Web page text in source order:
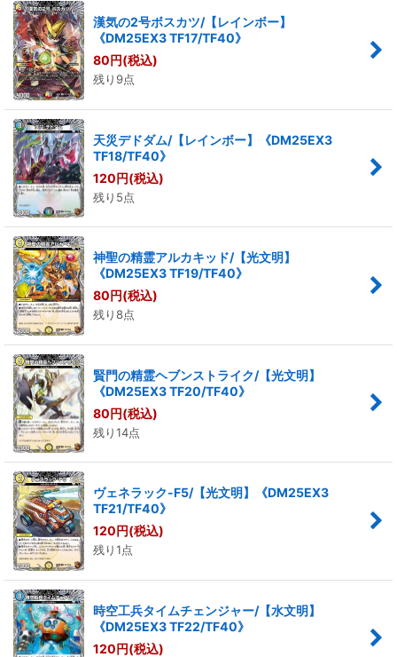
漢気の2号ボスカツ/【レインボー】
《DM25EX3 TF17/TF40》
80円(税込)
残り9点
天災デドダム/【レインボー】《DM25EX3
TF18/TF40》
120円(税込)
残り5点
神聖の精霊アルカキッド/【光文明】
《DM25EX3 TF19/TF40》
80円(税込)
残り8点
賢門の精霊ヘブンストライク/【光文明】
《DM25EX3 TF20/TF40》
80円(税込)
残り14点
ヴェネラック-F5/【光文明】《DM25EX3
TF21/TF40》
120円(税込)
残り1点
時空工兵タイムチェンジャー/【水文明】
《DM25EX3 TF22/TF40》
120円(税込)